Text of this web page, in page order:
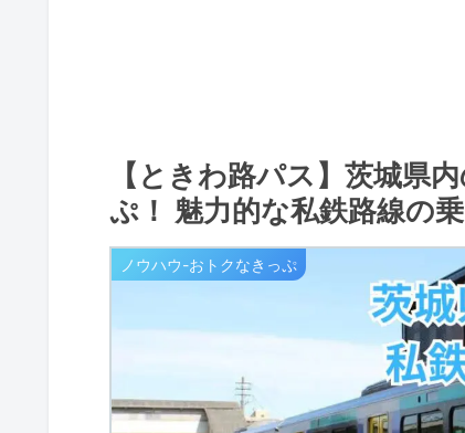
【ときわ路パス】茨城県
ぷ！ 魅力的な私鉄路線の
ノウハウ-おトクなきっぷ